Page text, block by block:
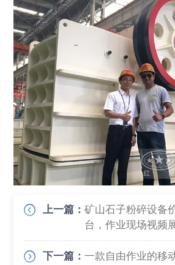
上一篇：矿山石子粉碎设备
台，作业现场视频
下一篇：一款自由作业的移